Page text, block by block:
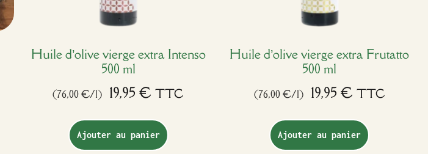
Huile d’olive vierge extra Intenso
500 ml
(76,00 €/l) 19,95€ TTC
Ajouter au panier
Huile d’olive vierge extra Frutatto
500 ml
(76,00 €/l) 19,95€ TTC
Ajouter au panier